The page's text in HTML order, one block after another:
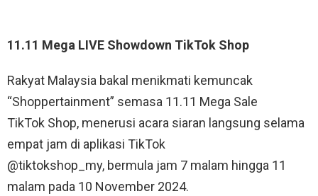
11.11 Mega LIVE Showdown TikTok Shop
Rakyat Malaysia bakal menikmati kemuncak
“Shoppertainment” semasa 11.11 Mega Sale
TikTok Shop, menerusi acara siaran langsung selama
empat jam di aplikasi TikTok
@tiktokshop_my, bermula jam 7 malam hingga 11
malam pada 10 November 2024.